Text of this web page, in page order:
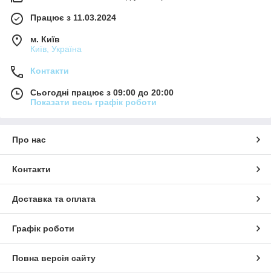
Працює з 11.03.2024
м. Київ
Київ, Україна
Контакти
Сьогодні працює з 09:00 до 20:00
Показати весь графік роботи
Про нас
Контакти
Доставка та оплата
Графік роботи
Повна версія сайту